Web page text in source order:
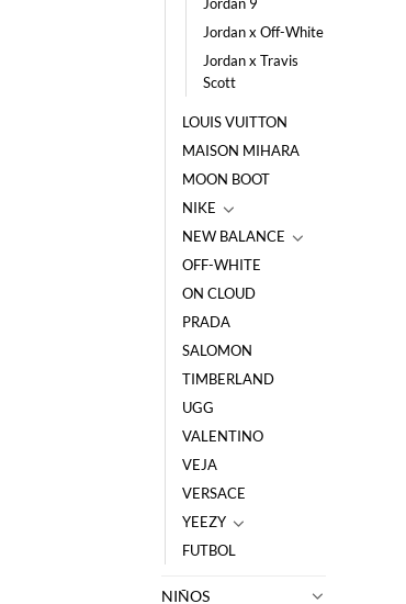
Jordan x Off-White
Jordan x Travis
Scott
LOUIS VUITTON
MAISON MIHARA
MOON BOOT
NIKE
NEW BALANCE
OFF-WHITE
ON CLOUD
PRADA
SALOMON
TIMBERLAND
UGG
VALENTINO
VEJA
VERSACE
YEEZY
FUTBOL
NIÑOS